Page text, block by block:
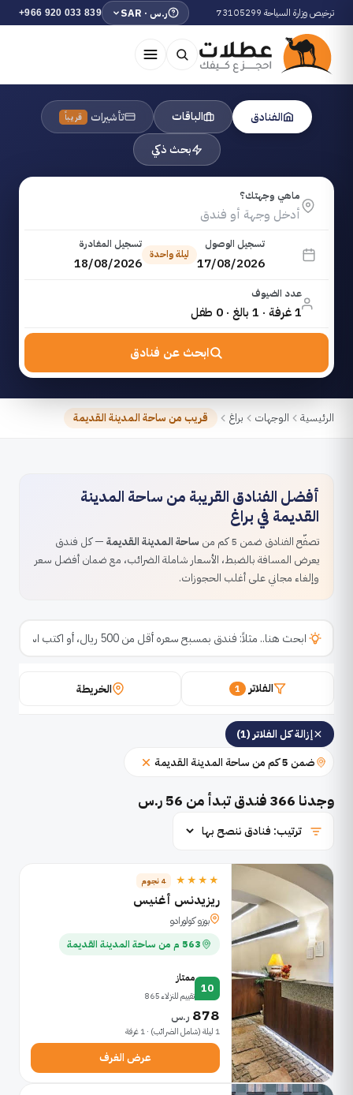
ترخيص وزارة السياحة 73105299 ر.س · SAR +966 920 033 839
الفنادق الباقات تأشيرات قريباً
بحث ذكي
ماهي وجهتك؟
تسجيل الوصول
17/08/2026
ليلة واحدة
تسجيل المغادرة
18/08/2026
عدد الضيوف
1 غرفة · 1 بالغ · 0 طفل
ابحث عن فنادق
الرئيسية الوجهات براغ قريب من ساحة المدينة القديمة
أفضل الفنادق القريبة من ساحة المدينة
القديمة في براغ
تصفّح الفنادق ضمن 5 كم من ساحة المدينة القديمة— كل فندق
يعرض المسافة بالضبط، الأسعار شاملة الضرائب، مع ضمان أفضل سعر
وإلغاء مجاني على أغلب الحجوزات.
الفلاتر 1 الخريطة
إزالة كل الفلاتر (1)
ضمن 5 كم من ساحة المدينة القديمة
وجدنا 366فندق تبدأ من 56 ر.س
★★★★ 4 نجوم
ريزيدنس أغنيس
بوزو كولورادو
563 م من ساحة المدينة القديمة
10
ممتاز
تقييم للنزلاء 865
878 ر.س
1 ليلة (شامل الضرائب) · 1 غرفة
عرض الغرف